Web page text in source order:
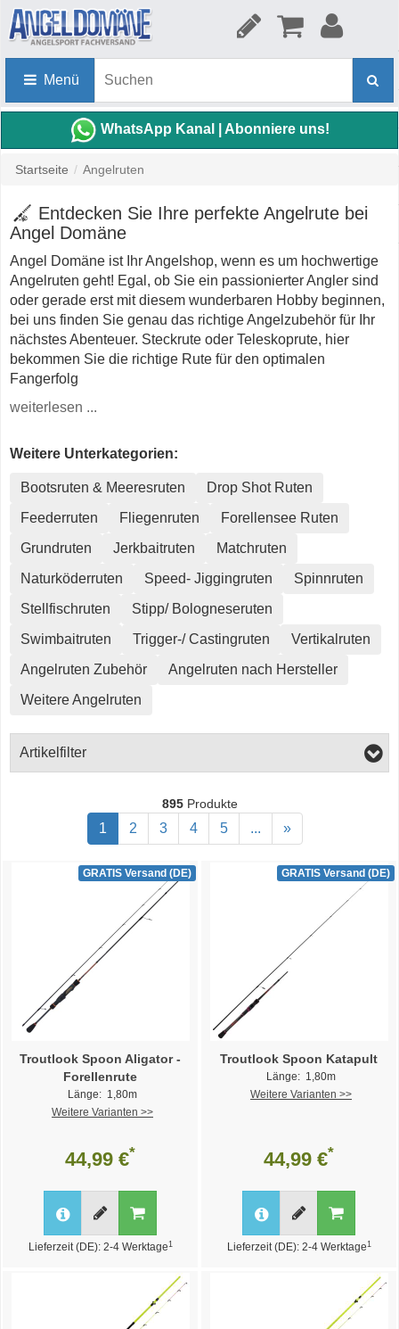
Menü
WhatsApp Kanal | Abonniere uns!
Startseite / Angelruten
Entdecken Sie Ihre perfekte Angelrute bei
Angel Domäne
Angel Domäne ist Ihr Angelshop, wenn es um hochwertige
Angelruten geht! Egal, ob Sie ein passionierter Angler sind
oder gerade erst mit diesem wunderbaren Hobby beginnen,
bei uns finden Sie genau das richtige Angelzubehör für Ihr
nächstes Abenteuer. Steckrute oder Teleskoprute, hier
bekommen Sie die richtige Rute für den optimalen
Fangerfolg
weiterlesen ...
Weitere Unterkategorien:
Bootsruten & Meeresruten
Drop Shot Ruten
Feederruten
Fliegenruten
Forellensee Ruten
Grundruten
Jerkbaitruten
Matchruten
Naturköderruten
Speed- Jiggingruten
Spinnruten
Stellfischruten
Stipp/ Bologneseruten
Swimbaitruten
Trigger-/ Castingruten
Vertikalruten
Angelruten Zubehör
Angelruten nach Hersteller
Weitere Angelruten
Artikelfilter
895Produkte
1 2 3 4 5 ... »
GRATIS Versand (DE)
Troutlook Spoon Aligator -
Forellenrute
Länge: 1,80m
Weitere Varianten >>
44,99 €*
Lieferzeit (DE): 2-4 Werktage 1
GRATIS Versand (DE)
Troutlook Spoon Katapult
Länge: 1,80m
Weitere Varianten >>
44,99 €*
Lieferzeit (DE): 2-4 Werktage 1